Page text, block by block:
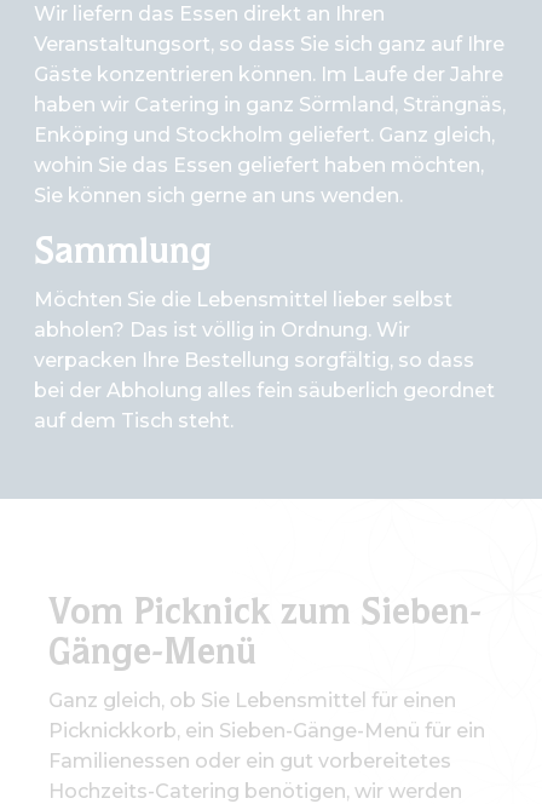
Wir liefern das Essen direkt an Ihren
Veranstaltungsort, so dass Sie sich ganz auf Ihre
Gäste konzentrieren können. Im Laufe der Jahre
haben wir Catering in ganz Sörmland, Strängnäs,
Enköping und Stockholm geliefert. Ganz gleich,
wohin Sie das Essen geliefert haben möchten,
Sie können sich gerne an uns wenden.
Sammlung
Möchten Sie die Lebensmittel lieber selbst
abholen? Das ist völlig in Ordnung. Wir
verpacken Ihre Bestellung sorgfältig, so dass
bei der Abholung alles fein säuberlich geordnet
auf dem Tisch steht.
Vom Picknick zum Sieben-
Gänge-Menü
Ganz gleich, ob Sie Lebensmittel für einen
Picknickkorb, ein Sieben-Gänge-Menü für ein
Familienessen oder ein gut vorbereitetes
Hochzeits-Catering benötigen, wir werden